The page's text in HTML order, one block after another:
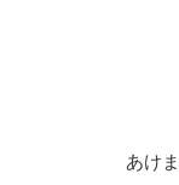
あけ